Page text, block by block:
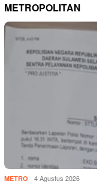
METROPOLITAN
METRO 4 Agustus 2026